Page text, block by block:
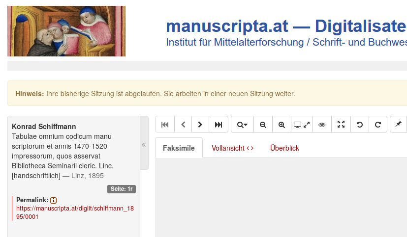
Hinweis: Ihre bisherige Sitzung ist abgelaufen. Sie arbeiten in einer neuen Sitzung weiter.
Konrad Schiffmann
Tabulae omnium codicum manu
scriptorum et annis 1470-1520
impressorum, quos asservat
Bibliotheca Seminarii cleric. Linc.
[handschriftlich] — Linz, 1895
Seite: 1r
Permalink:
https://manuscripta.at/diglit/schiffmann_18
95/0001
Faksimile Vollansicht Überblick